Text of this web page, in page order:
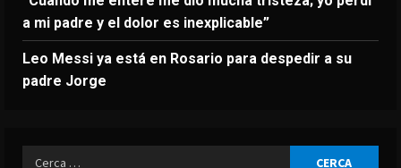
a mi padre y el dolor es inexplicable”
Leo Messi ya está en Rosario para despedir a su
padre Jorge
Ricerca